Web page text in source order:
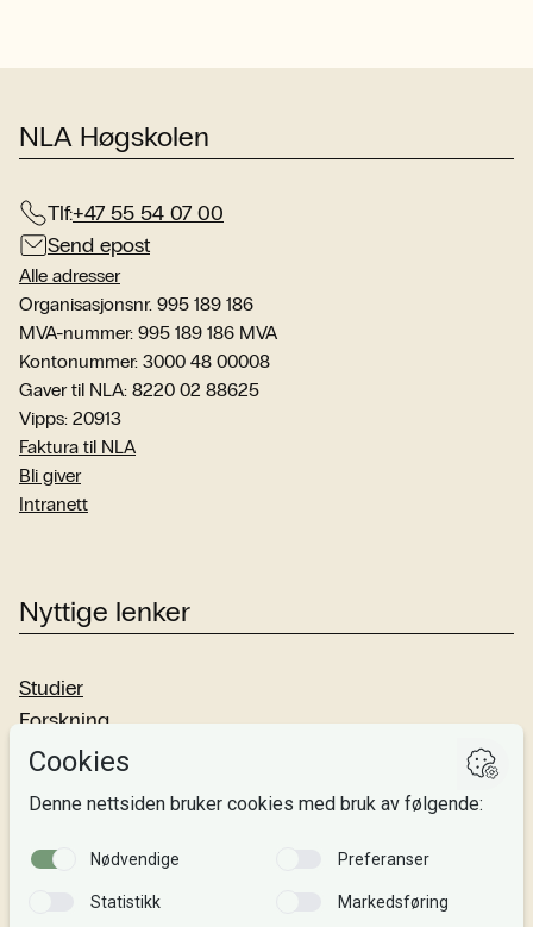
NLA Høgskolen
Tlf:+47 55 54 07 00
Send epost
Alle adresser
Organisasjonsnr. 995 189 186
MVA-nummer: 995 189 186 MVA
Kontonummer: 3000 48 00008
Gaver til NLA: 8220 02 88625
Vipps: 20913
Faktura til NLA
Bli giver
Intranett
Nyttige lenker
Studier
Forskning
Om oss
Si fra!